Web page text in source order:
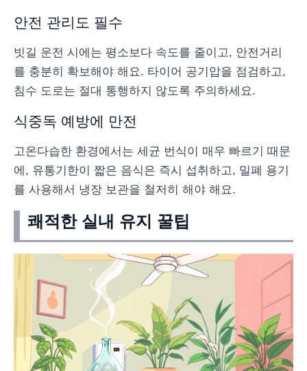
안전 관리도 필수
빗길 운전 시에는 평소보다 속도를 줄이고, 안전거리
를 충분히 확보해야 해요. 타이어 공기압을 점검하고,
침수 도로는 절대 통행하지 않도록 주의하세요.
식중독 예방에 만전
고온다습한 환경에서는 세균 번식이 매우 빠르기 때문
에, 유통기한이 짧은 음식은 즉시 섭취하고, 밀폐 용기
를 사용해서 냉장 보관을 철저히 해야 해요.
쾌적한 실내 유지 꿀팁